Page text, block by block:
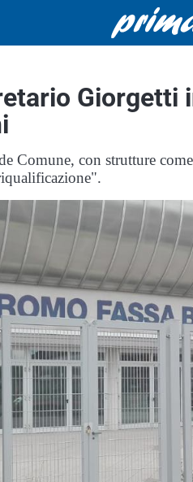
Giorgetti
Comune, con strutture